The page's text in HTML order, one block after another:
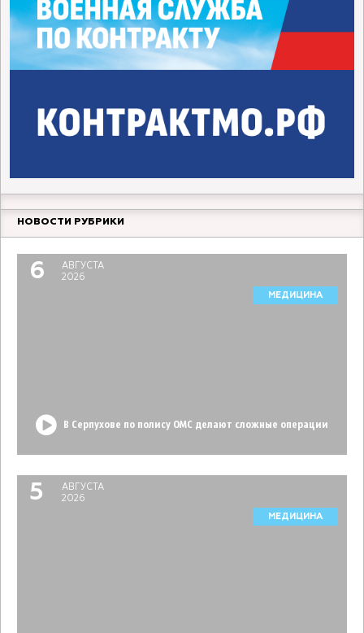
НОВОСТИ РУБРИКИ
6
АВГУСТА
2026
МЕДИЦИНА
В Серпухове по полису ОМС делают сложные операции
5
АВГУСТА
2026
МЕДИЦИНА